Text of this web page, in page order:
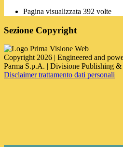
Pagina visualizzata 392 volte
Sezione Copyright
Copyright 2026 | Engineered and
Parma S.p.A. | Divisione Publishing
Disclaimer trattamento dati personali